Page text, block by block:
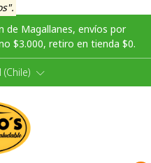
de Magallanes, envíos por
$3.000, retiro en tienda $0.
(Chile)